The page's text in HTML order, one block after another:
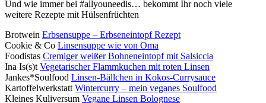
Und wie immer bei #allyouneedis… bekommt Ihr noch viele
weitere Rezepte mit Hülsenfrüchten
Brotwein Erbsensuppe – Erbseneintopf Rezept
Cookie & Co Linsensuppe wie von Oma
Foodistas Cremiger weißer Bohneneintopf mit Salsiccia
Ina Is(s)t Vegetarischer Flammkuchen mit roten Linsen
Jankes*Soulfood Linsen-Bällchen in Kokos-Currysauce
Kartoffelwerkstatt Wintercurry – mein veganes Soulfood
Kleines Kuliversum Vegane Linsen Bolognese